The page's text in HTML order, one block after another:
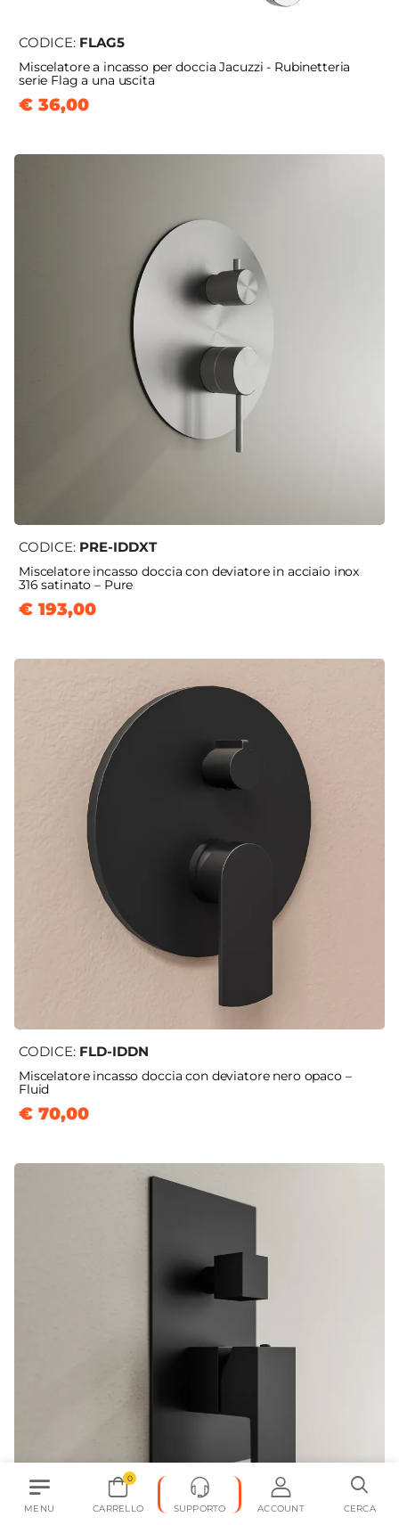
CODICE: FLAG5
Miscelatore a incasso per doccia Jacuzzi - Rubinetteria
serie Flag a una uscita
€ 36,00
CODICE: PRE-IDDXT
Miscelatore incasso doccia con deviatore in acciaio inox
316 satinato – Pure
€ 193,00
CODICE: FLD-IDDN
Miscelatore incasso doccia con deviatore nero opaco –
Fluid
€ 70,00
MENU
0
CARRELLO SUPPORTO ACCOUNT CERCA